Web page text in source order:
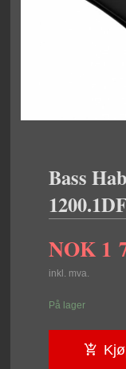
Bass
NOK 1
inkl. mva.
På lager